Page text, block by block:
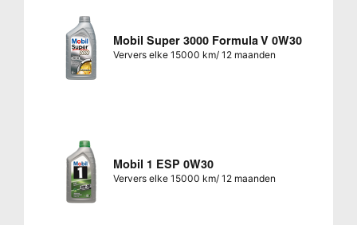
Mobil Super 3000 Formula V 0W30
Ververs elke 15000 km/ 12 maanden
Mobil 1 ESP 0W30
Ververs elke 15000 km/ 12 maanden